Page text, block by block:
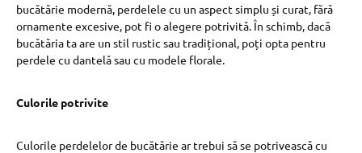
bucătărie modernă, perdelele cu un aspect simplu și curat, fără
ornamente excesive, pot fi o alegere potrivită. În schimb, dacă
bucătăria ta are un stil rustic sau tradițional, poți opta pentru
perdele cu dantelă sau cu modele florale.
Culorile potrivite
Culorile perdelelor de bucătărie ar trebui să se potrivească cu